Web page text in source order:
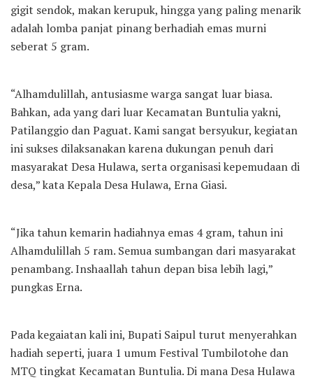
gigit sendok, makan kerupuk, hingga yang paling menarik
adalah lomba panjat pinang berhadiah emas murni
seberat 5 gram.
“Alhamdulillah, antusiasme warga sangat luar biasa.
Bahkan, ada yang dari luar Kecamatan Buntulia yakni,
Patilanggio dan Paguat. Kami sangat bersyukur, kegiatan
ini sukses dilaksanakan karena dukungan penuh dari
masyarakat Desa Hulawa, serta organisasi kepemudaan di
desa,” kata Kepala Desa Hulawa, Erna Giasi.
“Jika tahun kemarin hadiahnya emas 4 gram, tahun ini
Alhamdulillah 5 ram. Semua sumbangan dari masyarakat
penambang. Inshaallah tahun depan bisa lebih lagi,”
pungkas Erna.
Pada kegaiatan kali ini, Bupati Saipul turut menyerahkan
hadiah seperti, juara 1 umum Festival Tumbilotohe dan
MTQ tingkat Kecamatan Buntulia. Di mana Desa Hulawa